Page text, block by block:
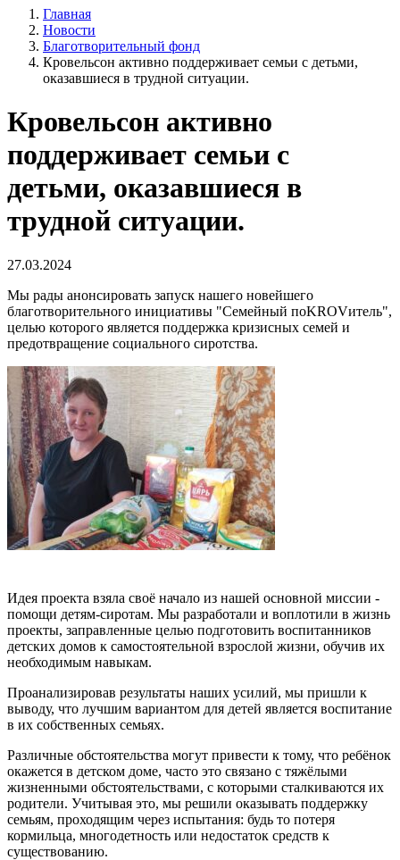
Главная
Новости
Благотворительный фонд
Кровельсон активно поддерживает семьи с детьми,
оказавшиеся в трудной ситуации.
Кровельсон активно
поддерживает семьи с
детьми, оказавшиеся в
трудной ситуации.
27.03.2024
Мы рады анонсировать запуск нашего новейшего
благотворительного инициативы "Семейный поKROVитель",
целью которого является поддержка кризисных семей и
предотвращение социального сиротства.
Идея проекта взяла своё начало из нашей основной миссии -
помощи детям-сиротам. Мы разработали и воплотили в жизнь
проекты, заправленные целью подготовить воспитанников
детских домов к самостоятельной взрослой жизни, обучив их
необходимым навыкам.
Проанализировав результаты наших усилий, мы пришли к
выводу, что лучшим вариантом для детей является воспитание
в их собственных семьях.
Различные обстоятельства могут привести к тому, что ребёнок
окажется в детском доме, часто это связано с тяжёлыми
жизненными обстоятельствами, с которыми сталкиваются их
родители. Учитывая это, мы решили оказывать поддержку
семьям, проходящим через испытания: будь то потеря
кормильца, многодетность или недостаток средств к
существованию.